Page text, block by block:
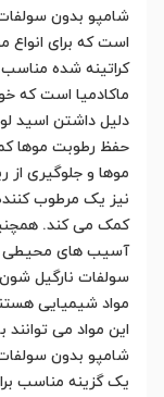
شامپو بدون
است که برای
کراتینه شده
ماکادمیا است که
دلیل داشتن اسید
حفظ رطوبت موها
موها و جلوگیری
نیز یک مرطوب
کمک می کند.
آسیب های محیطی
سولفات نارگیل
مواد شیمیایی
این مواد می
شامپو بدون
یک گزینه مناسب